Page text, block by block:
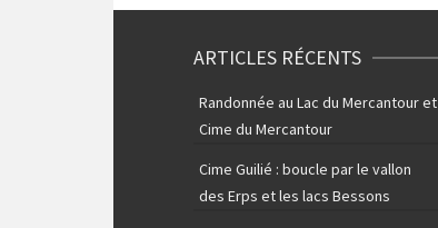
ARTICLES RÉCENTS
Randonnée au Lac du Mercantour et
Cime du Mercantour
Cime Guilié : boucle par le vallon
des Erps et les lacs Bessons